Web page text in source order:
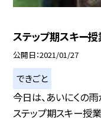
ステップ期スキー
公開日 2021/01/27
できごと
今日は、あいにくの
ステップ期スキー授